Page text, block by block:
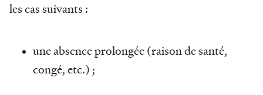
les cas suivants :
une absence prolongée (raison de santé,
congé, etc.) ;